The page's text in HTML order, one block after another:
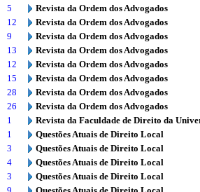
5
Revista da Ordem dos Advogados
12
Revista da Ordem dos Advogados
9
Revista da Ordem dos Advogados
13
Revista da Ordem dos Advogados
12
Revista da Ordem dos Advogados
15
Revista da Ordem dos Advogados
28
Revista da Ordem dos Advogados
26
Revista da Ordem dos Advogados
1
Revista da Faculdade de Direito da
1
Questões Atuais de Direito Local
3
Questões Atuais de Direito Local
4
Questões Atuais de Direito Local
3
Questões Atuais de Direito Local